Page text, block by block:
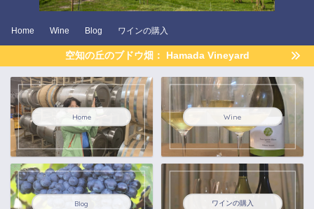
Home Wine Blog ワインの購入
空知の丘のブドウ畑： Hamada Vineyard
Home Wine
Blog ワインの購入